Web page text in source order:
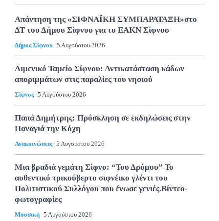
Απάντηση της «ΣΙΦΝΑΪΚΗ ΣΥΜΠΑΡΑΤΑΞΗ»στο
ΔΤ του Δήμου Σίφνου για το ΕΑΚΝ Σίφνου
Δήμος Σίφνου 5 Αυγούστου 2026
Λιμενικό Ταμείο Σίφνου: Αντικατάσταση κάδων
αποριμμάτων στις παραλίες του νησιού
Σίφνος 5 Αυγούστου 2026
Παπά Δημήτρης: Πρόσκληση σε εκδηλώσεις στην
Παναγιά την Κόχη
Ανακοινώσεις 5 Αυγούστου 2026
Μια βραδιά γεμάτη Σίφνο: “Του Δρόμου” Το
αυθεντικό τρικούβερτο σιφνέικο γλέντι του
Πολιτιστικού Συλλόγου που ένωσε γενιές.Βίντεο-
φωτογραφίες
Μουσική 5 Αυγούστου 2026